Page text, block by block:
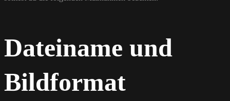
Dateiname und
Bildformat